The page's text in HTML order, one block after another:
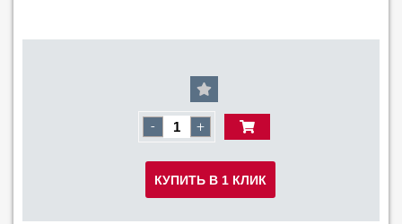
- +
КУПИТЬ В 1 КЛИК